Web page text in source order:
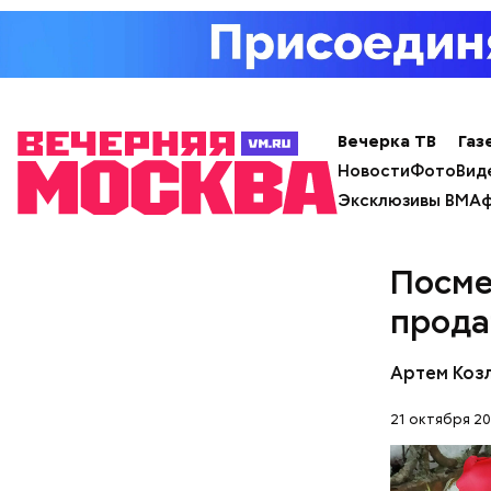
Вечерка ТВ
НовостиФото
Эксклюзивы ВМ
Артем
21 октября
Фото:
Он
посту
чего